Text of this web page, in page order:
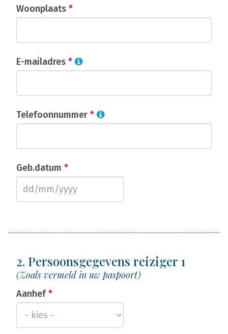
Woonplaats *
E-mailadres *
Telefoonnummer *
Geb.datum *
2. Persoonsgegevens reiziger 1
(Zoals vermeld in uw paspoort)
Aanhef*